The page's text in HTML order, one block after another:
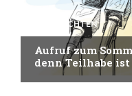
NACHRICHTEN
Aufruf zum
denn Teilhabe